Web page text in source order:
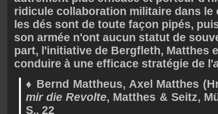
ridicule collaboration militaire dans le
les dés sont de toute façon pipés,
son armée n'ont aucun statut de
part, l'initiative de Bergfleth, Matthes
conduire à une efficace stratégie de l'
♦ Bernd Mattheus, Axel Matthes
mir die Revolte, Matthes & Seitz,
S., 22